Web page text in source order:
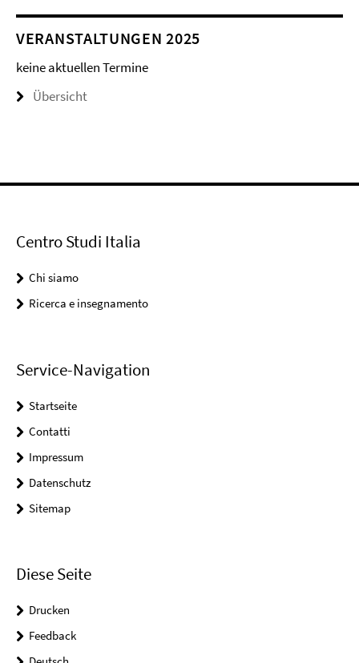
VERANSTALTUNGEN 2025
keine aktuellen Termine
Übersicht
Centro Studi Italia
Chi siamo
Ricerca e insegnamento
Service-Navigation
Startseite
Contatti
Impressum
Datenschutz
Sitemap
Diese Seite
Drucken
Feedback